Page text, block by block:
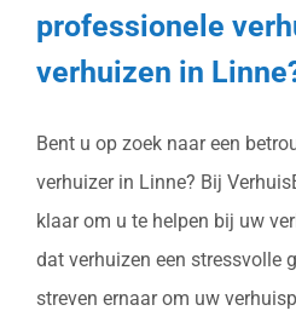
professionele
verhuizen in
Bent u op zoek naar een
verhuizer in Linne? Bij
klaar om u te helpen bij uw
dat verhuizen een stressvolle
streven ernaar om uw